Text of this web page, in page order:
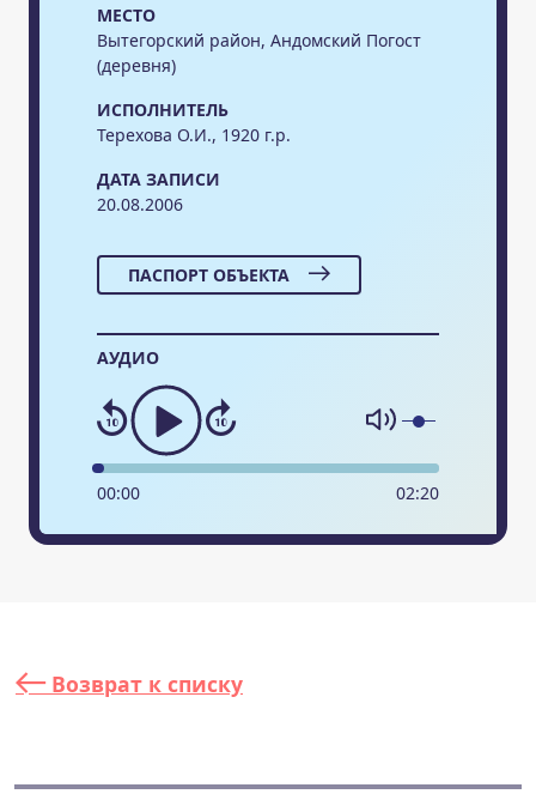
МЕСТО
Вытегорский район, Андомский Погост
(деревня)
ИСПОЛНИТЕЛЬ
Терехова О.И., 1920 г.р.
ДАТА ЗАПИСИ
20.08.2006
ПАСПОРТ ОБЪЕКТА
АУДИО
00:00 02:20
Возврат к списку